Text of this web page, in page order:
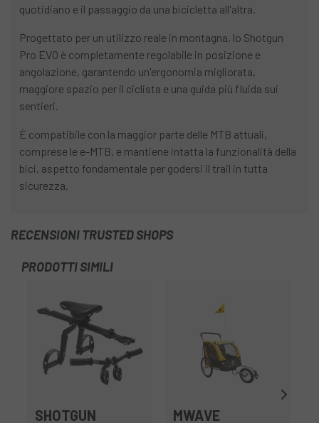
quotidiano e il passaggio da una bicicletta all'altra.
Progettato per un utilizzo reale in montagna, lo Shotgun
Pro EVO è completamente regolabile in posizione e
angolazione, garantendo un'ergonomia migliorata,
maggiore spazio per il ciclista e una guida più fluida sui
sentieri.
È compatibile con la maggior parte delle MTB attuali,
comprese le e-MTB, e mantiene intatta la funzionalità della
bici, aspetto fondamentale per godersi il trail in tutta
sicurezza.
RECENSIONI TRUSTED SHOPS
PRODOTTI SIMILI
SHOTGUN MWAVE